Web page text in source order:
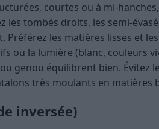
courtes ou à mi-
les tombés droits, les semi-
les matières lisses et
ou la lumière (blanc, couleurs
genou équilibrent bien. Évitez
très moulants en matières
inversée)